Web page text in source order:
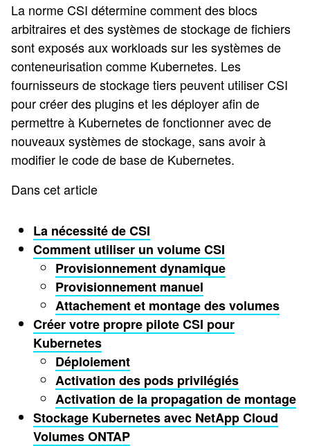
La norme CSI détermine comment des blocs
arbitraires et des systèmes de stockage de fichiers
sont exposés aux workloads sur les systèmes de
conteneurisation comme Kubernetes. Les
fournisseurs de stockage tiers peuvent utiliser CSI
pour créer des plugins et les déployer afin de
permettre à Kubernetes de fonctionner avec de
nouveaux systèmes de stockage, sans avoir à
modifier le code de base de Kubernetes.
Dans cet article
La nécessité de CSI
Comment utiliser un volume CSI
Provisionnement dynamique
Provisionnement manuel
Attachement et montage des volumes
Créer votre propre pilote CSI pour
Kubernetes
Déploiement
Activation des pods privilégiés
Activation de la propagation de montage
Stockage Kubernetes avec NetApp Cloud
Volumes ONTAP